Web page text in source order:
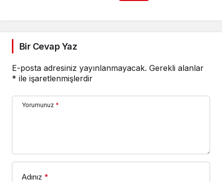
Bir Cevap Yaz
E-posta adresiniz yayınlanmayacak. Gerekli alanlar
* ile işaretlenmişlerdir
Yorumunuz *
Adınız *